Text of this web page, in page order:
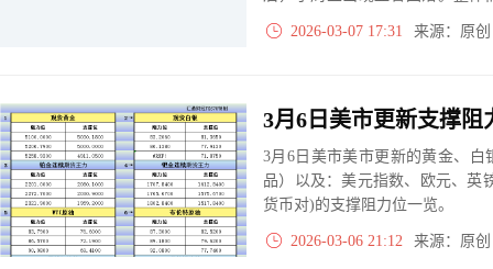
的就业数据则修正了货币政策
落的复杂格局。
2026-03-07 17:31 来源：原
3月6日美市美市更新的黄金、
品）以及：美元指数、欧元、英
货币对)的支撑阻力位一览。
2026-03-06 21:12 来源：原